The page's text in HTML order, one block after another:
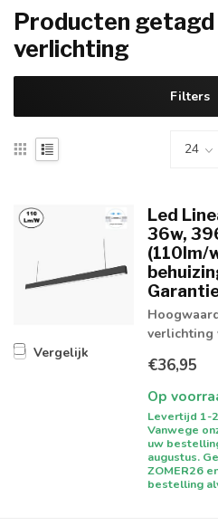
Producten
verlichting
Filters
Vergelijk
Led
36w,
(110lm/
verlichting
€36,95
Op
Levertijd 1-
Vanwege
uw
augustus.
ZOMER26
bestelling